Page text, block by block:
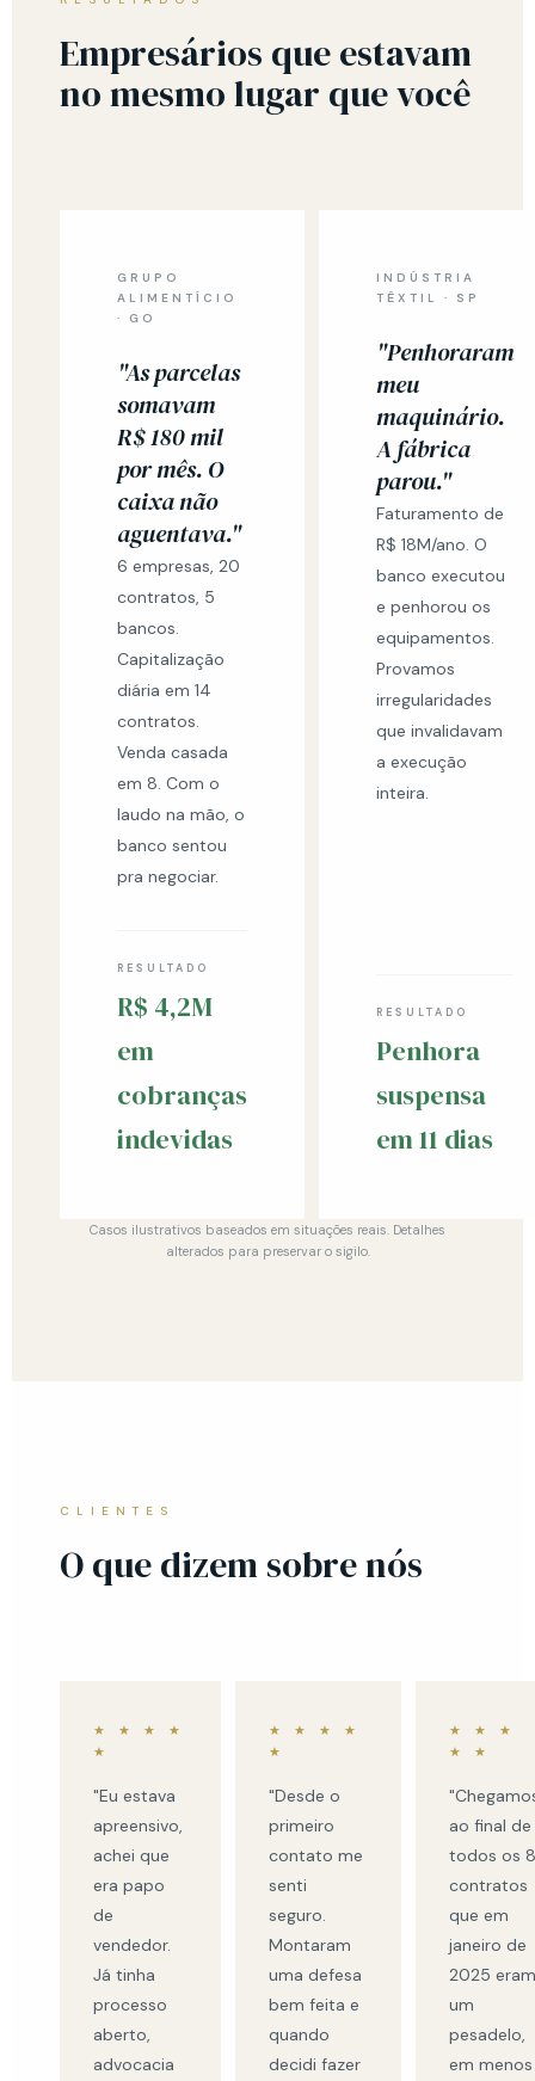
Empresários que estavam
no mesmo lugar que você
GRUPO
ALIMENTÍCIO
· GO
"As parcelas
somavam
R$ 180 mil
por mês. O
caixa não
aguentava."
6 empresas, 20
contratos, 5
bancos.
Capitalização
diária em 14
contratos.
Venda casada
em 8. Com o
laudo na mão, o
banco sentou
pra negociar.
RESULTADO
R$ 4,2M
em
cobranças
indevidas
INDÚSTRIA
TÊXTIL · SP
"Penhoraram
meu
maquinário.
A fábrica
parou."
Faturamento de
R$ 18M/ano. O
banco executou
e penhorou os
equipamentos.
Provamos
irregularidades
que invalidavam
a execução
inteira.
RESULTADO
Penhora
suspensa
em 11 dias
Casos ilustrativos baseados em situações reais. Detalhes
alterados para preservar o sigilo.
CLIENTES
O que dizem sobre nós
★ ★ ★ ★
★
"Eu estava
apreensivo,
achei que
era papo
de
vendedor.
Já tinha
processo
aberto,
advocacia
★ ★ ★ ★
★
"Desde o
primeiro
contato me
senti
seguro.
Montaram
uma defesa
bem feita e
quando
decidi fazer
★ ★ ★
★ ★
ao final de
todos os 8
contratos
que em
janeiro de
2025 eram
um
pesadelo,
em menos